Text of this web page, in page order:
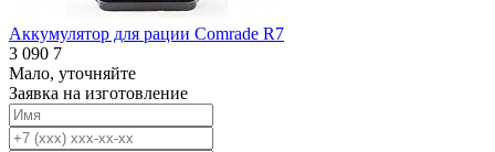
Аккумулятор для рации Comrade R7
3 090 7
Мало, уточняйте
Заявка на изготовление